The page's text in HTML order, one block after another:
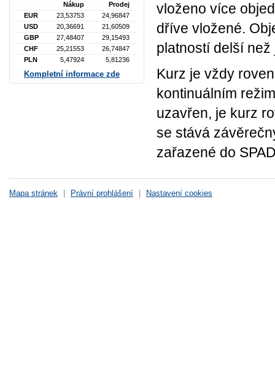
vloženo více
dříve vložené.
platností delší
Kurz je vždy
kontinuálním
uzavřen, je kurz
se stává
zařazené do
Nákup
Prodej
EUR
23,53753
24,96847
USD
20,36691
21,60509
GBP
27,48407
29,15493
CHF
25,21553
26,74847
PLN
5,47924 5,81236
Kompletní informace zde
Mapa stránek Právní prohlášení Nastavení cookies